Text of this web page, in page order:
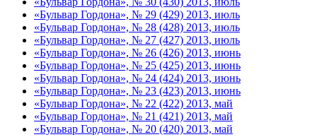
«Бульвар Гордона», № 29 (429) 2013, июль
«Бульвар Гордона», № 28 (428) 2013, июль
«Бульвар Гордона», № 27 (427) 2013, июль
«Бульвар Гордона», № 26 (426) 2013, июнь
«Бульвар Гордона», № 25 (425) 2013, июнь
«Бульвар Гордона», № 24 (424) 2013, июнь
«Бульвар Гордона», № 23 (423) 2013, июнь
«Бульвар Гордона», № 22 (422) 2013, май
«Бульвар Гордона», № 21 (421) 2013, май
«Бульвар Гордона», № 20 (420) 2013, май